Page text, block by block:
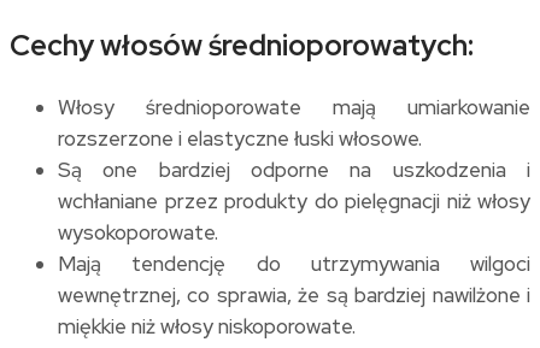
Cechy włosów średnioporowatych:
Włosy średnioporowate mają umiarkowanie
rozszerzone i elastyczne łuski włosowe.
Są one bardziej odporne na uszkodzenia i
wchłaniane przez produkty do pielęgnacji niż włosy
wysokoporowate.
Mają tendencję do utrzymywania wilgoci
wewnętrznej, co sprawia, że są bardziej nawilżone i
miękkie niż włosy niskoporowate.